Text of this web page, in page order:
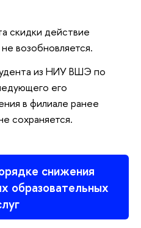
скидки действие
возобновляется.
из НИУ ВШЭ по
его
в филиале ранее
сохраняется.
снижения
образовательных